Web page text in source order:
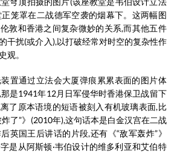
笼罩在二战德军空袭的烟幕下。这两幅图
敦和香港之间复杂微妙的关系,而其他五件
干扰(或介入),以打破经常对时空的复杂性作
观。
置通过立法会大厦弹痕累累表面的图片体
是1941年12月日军侵华时香港保卫战留下
了原本语境的短语被刻入有机玻璃表面,比
了”》(2010年),这句话本是白金汉宫在二战
英国王后讲话的片段,还有《“敌军轰炸”》
是从阿斯顿·韦伯设计的维多利亚和艾伯特